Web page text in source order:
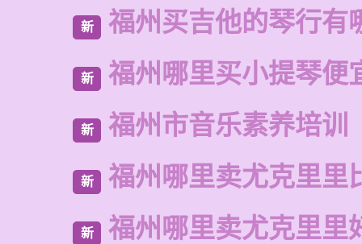
新 福州买吉他的琴行有
新 福州哪里买小提琴便
新 福州市音乐素养培训
新 福州哪里卖尤克里里
新 福州哪里卖尤克里里